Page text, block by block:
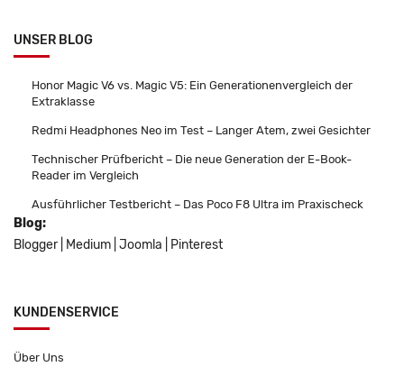
UNSER BLOG
Honor Magic V6 vs. Magic V5: Ein Generationenvergleich der
Extraklasse
Redmi Headphones Neo im Test – Langer Atem, zwei Gesichter
Technischer Prüfbericht – Die neue Generation der E-Book-
Reader im Vergleich
Ausführlicher Testbericht – Das Poco F8 Ultra im Praxischeck
Blog:
Blogger
Medium Joomla Pinterest
KUNDENSERVICE
Über Uns